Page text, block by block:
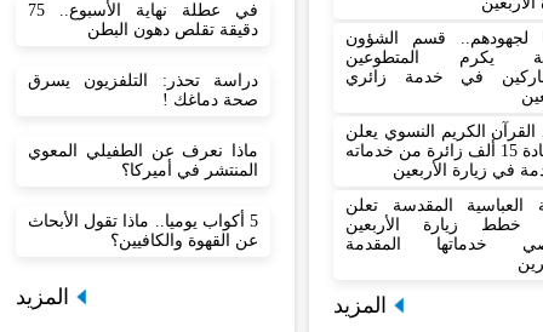
لجهودهم.. قسم الشؤون
يكرم المتطوعين
في خدمة زائري
القرآن الكريم النسوي يعلن
استفادة 15 ألف زائرة من خدماته
في زيارة الأربعين
العباسية المقدسة تعلن
خطط زيارة الأربعين
خدماتها المقدمة
المزيد
في عطلة نهاية الأسبوع.. 75
دقيقة تقلص دهون البطن
دراسة تحذر: التلفزيون يسرق
صحة دماغك !
ماذا نعرف عن الطفيلي المعوي
المنتشر في أميركا؟
5 أكواب يوميا.. ماذا تقول الأبحاث
عن القهوة والكافيين؟
المزيد